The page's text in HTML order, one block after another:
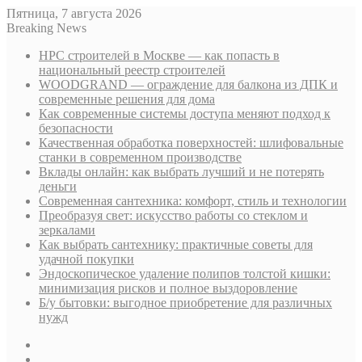
Пятница, 7 августа 2026
Breaking News
НРС строителей в Москве — как попасть в
национальный реестр строителей
WOODGRAND — ограждение для балкона из ДПК и
современные решения для дома
Как современные системы доступа меняют подход к
безопасности
Качественная обработка поверхностей: шлифовальные
станки в современном производстве
Вклады онлайн: как выбрать лучший и не потерять
деньги
Современная сантехника: комфорт, стиль и технологии
Преобразуя свет: искусство работы со стеклом и
зеркалами
Как выбрать сантехнику: практичные советы для
удачной покупки
Эндоскопическое удаление полипов толстой кишки:
минимизация рисков и полное выздоровление
Б/у бытовки: выгодное приобретение для различных
нужд